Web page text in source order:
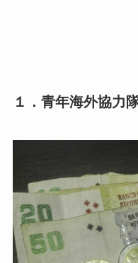
１．青年海外協力